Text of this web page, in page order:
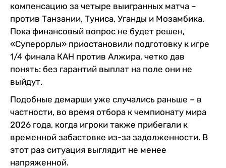
компенсацию за четыре выигранных матча –
против Танзании, Туниса, Уганды и Мозамбика.
Пока финансовый вопрос не будет решен,
«Суперорлы» приостановили подготовку к игре
1/4 финала КАН против Алжира, четко дав
понять: без гарантий выплат на поле они не
выйдут.
Подобные демарши уже случались раньше – в
частности, во время отбора к чемпионату мира
2026 года, когда игроки также прибегали к
временной забастовке из-за задолженности. В
этот раз ситуация выглядит не менее
напряженной.